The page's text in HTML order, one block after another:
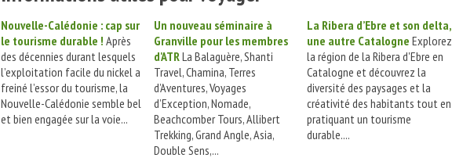
Nouvelle-Calédonie : cap sur
le tourisme durable ! Après
des décennies durant lesquels
l’exploitation facile du nickel a
freiné l’essor du tourisme, la
Nouvelle-Calédonie semble bel
et bien engagée sur la voie...
Un nouveau séminaire à
Granville pour les membres
d'ATRLa Balaguère, Shanti
Travel, Chamina, Terres
d’Aventures, Voyages
d’Exception, Nomade,
Beachcomber Tours, Allibert
Trekking, Grand Angle, Asia,
Double Sens,...
La Ribera d’Ebre et son delta,
une autre Catalogne Explorez
la région de la Ribera d'Ebre en
Catalogne et découvrez la
diversité des paysages et la
créativité des habitants tout en
pratiquant un tourisme
durable....